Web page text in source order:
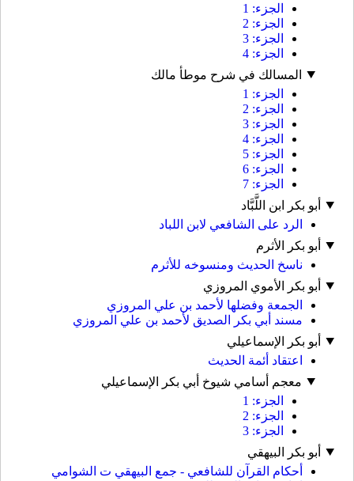
الجزء: 1
الجزء: 2
الجزء: 3
الجزء: 4
المسالك في شرح موطأ مالك
الجزء: 1
الجزء: 2
الجزء: 3
الجزء: 4
الجزء: 5
الجزء: 6
الجزء: 7
أبو بكر ابن اللَّبَّاد
الرد على الشافعي لابن اللباد
أبو بكر الأثرم
ناسخ الحديث ومنسوخه للأثرم
أبو بكر الأموي المروزي
الجمعة وفضلها لأحمد بن علي المروزي
مسند أبي بكر الصديق لأحمد بن علي المروزي
أبو بكر الإسماعيلي
اعتقاد أئمة الحديث
معجم أسامي شيوخ أبي بكر الإسماعيلي
الجزء: 1
الجزء: 2
الجزء: 3
أبو بكر البيهقي
أحكام القرآن للشافعي - جمع البيهقي ت الشوامي